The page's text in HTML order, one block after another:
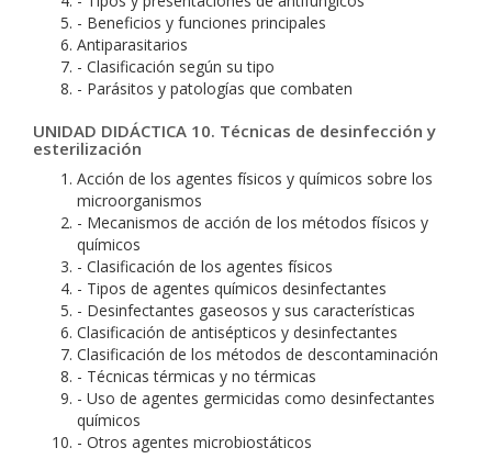
- Beneficios y funciones principales
Antiparasitarios
- Clasificación según su tipo
- Parásitos y patologías que combaten
UNIDAD DIDÁCTICA 10. Técnicas de desinfección y
esterilización
Acción de los agentes físicos y químicos sobre los
microorganismos
- Mecanismos de acción de los métodos físicos y
químicos
- Clasificación de los agentes físicos
- Tipos de agentes químicos desinfectantes
- Desinfectantes gaseosos y sus características
Clasificación de antisépticos y desinfectantes
Clasificación de los métodos de descontaminación
- Técnicas térmicas y no térmicas
- Uso de agentes germicidas como desinfectantes
químicos
- Otros agentes microbiostáticos